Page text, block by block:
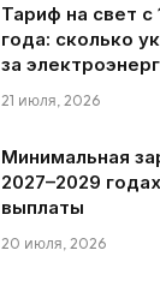
Тариф на свет с
года: сколько
за
21 июля, 2026
Минимальная
2027–2029
выплаты
20 июля, 2026